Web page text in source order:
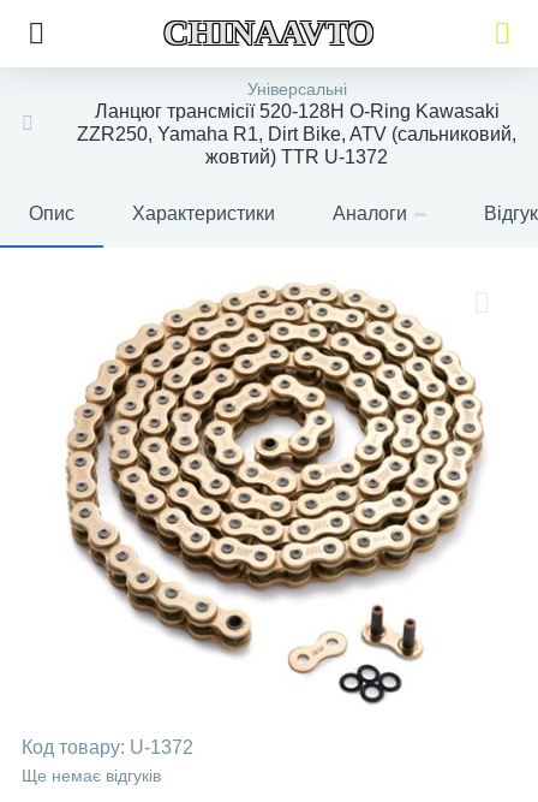
CHINAAVTO
Універсальні
Ланцюг трансмісії 520-128H O-Ring Kawasaki
ZZR250, Yamaha R1, Dirt Bike, ATV (сальниковий,
жовтий) TTR U-1372
Опис Характеристики Аналоги
Код товару: U-1372
Ще немає відгуків